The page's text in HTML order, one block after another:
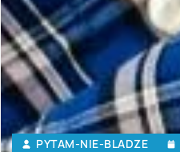
PYTAM-NIE-BLADZE